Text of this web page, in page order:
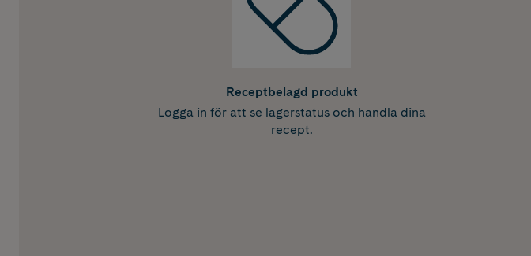
Receptbelagd produkt
Logga in för att se lagerstatus och handla dina
recept.